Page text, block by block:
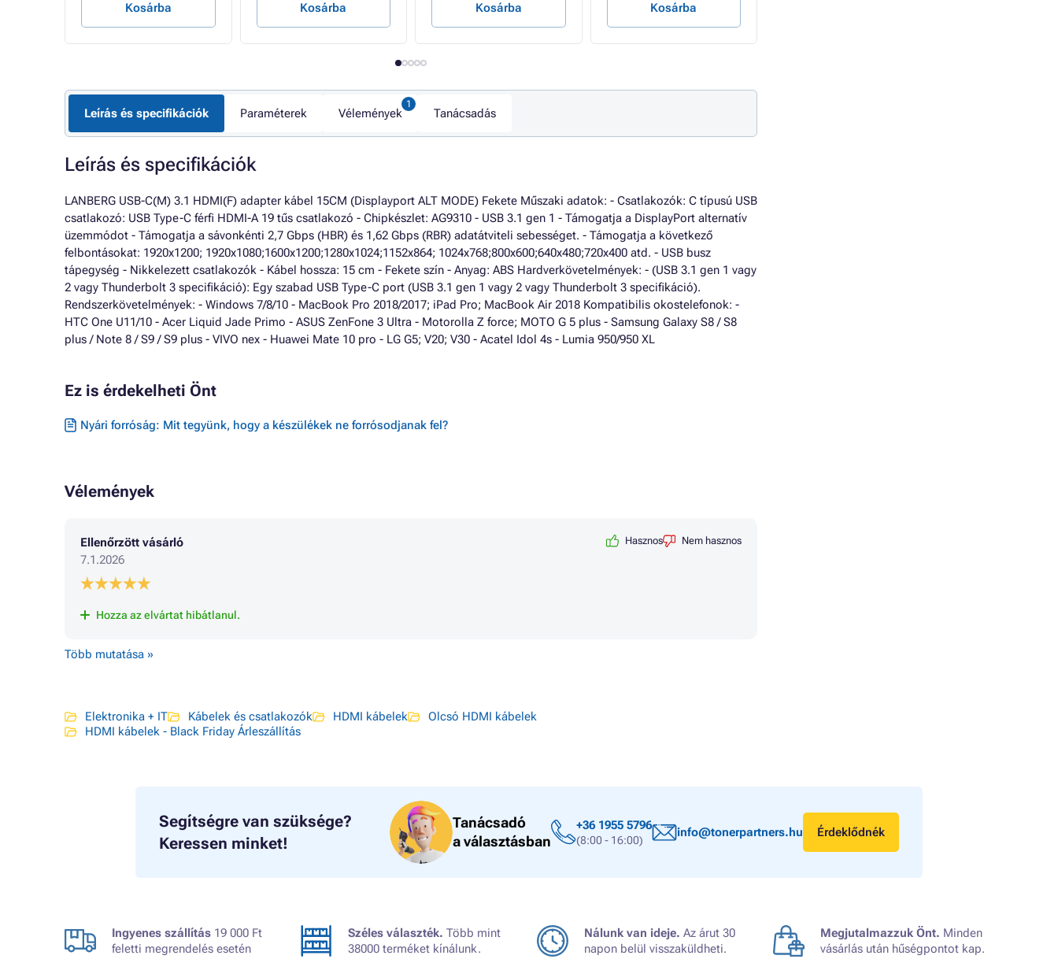
Kosárba Kosárba Kosárba Kosárba
Leírás és specifikációk Paraméterek Vélemények Tanácsadás
Leírás és specifikációk
LANBERG USB-C(M) 3.1 HDMI(F) adapter kábel 15CM (Displayport ALT MODE) Fekete Műszaki adatok: - Csatlakozók: C típusú USB
csatlakozó: USB Type-C férfi HDMI-A 19 tűs csatlakozó - Chipkészlet: AG9310 - USB 3.1 gen 1 - Támogatja a DisplayPort alternatív
üzemmódot - Támogatja a sávonkénti 2,7 Gbps (HBR) és 1,62 Gbps (RBR) adatátviteli sebességet. - Támogatja a következő
felbontásokat: 1920x1200; 1920x1080;1600x1200;1280x1024;1152x864; 1024x768;800x600;640x480;720x400 atd. - USB busz
tápegység - Nikkelezett csatlakozók - Kábel hossza: 15 cm - Fekete szín - Anyag: ABS Hardverkövetelmények: - (USB 3.1 gen 1 vagy
2 vagy Thunderbolt 3 specifikáció): Egy szabad USB Type-C port (USB 3.1 gen 1 vagy 2 vagy Thunderbolt 3 specifikáció).
Rendszerkövetelmények: - Windows 7/8/10 - MacBook Pro 2018/2017; iPad Pro; MacBook Air 2018 Kompatibilis okostelefonok: -
HTC One U11/10 - Acer Liquid Jade Primo - ASUS ZenFone 3 Ultra - Motorolla Z force; MOTO G 5 plus - Samsung Galaxy S8 / S8
plus / Note 8 / S9 / S9 plus - VIVO nex - Huawei Mate 10 pro - LG G5; V20; V30 - Acatel Idol 4s - Lumia 950/950 XL
Ez is érdekelheti Önt
Nyári forróság: Mit tegyünk, hogy a készülékek ne forrósodjanak fel?
Vélemények
Ellenőrzött vásárló
7.1.2026
Hasznos Nem hasznos
Hozza az elvártat hibátlanul.
Több mutatása »
Elektronika + IT Kábelek és csatlakozók HDMI kábelek
Olcsó HDMI kábelek
HDMI kábelek - Black Friday Árleszállítás
Segítségre van szüksége?
Keressen minket!
Tanácsadó
a választásban
+36 1955 5796
(8:00 - 16:00)
info@tonerpartners.hu Érdeklődnék
Ingyenes szállítás 19 000 Ft
feletti megrendelés esetén
Széles választék. Több mint
38000 terméket kínálunk.
Nálunk van ideje. Az árut 30
napon belül visszaküldheti.
Megjutalmazzuk Önt. Minden
vásárlás után hűségpontot kap.